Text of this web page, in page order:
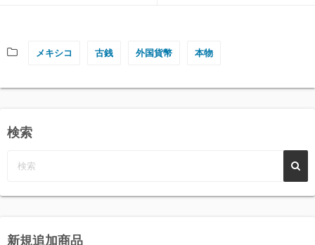
メキシコ 古銭 外国貨幣 本物
検索
新規追加商品